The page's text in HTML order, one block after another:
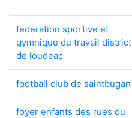
federation sportive et
gymnique du travail district
de loudeac
football club de saintbugan
foyer enfants des rues du